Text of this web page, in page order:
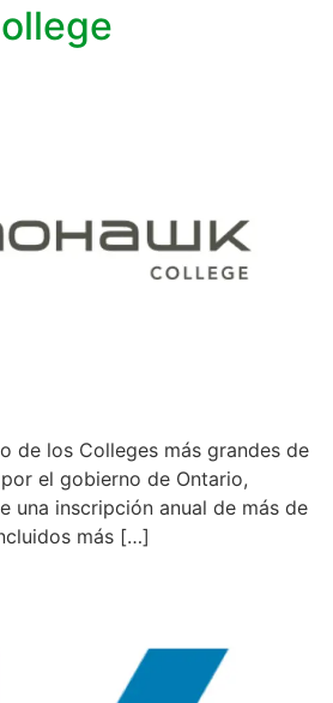
de los Colleges más grandes de
el gobierno de Ontario,
una inscripción anual de más de
más […]